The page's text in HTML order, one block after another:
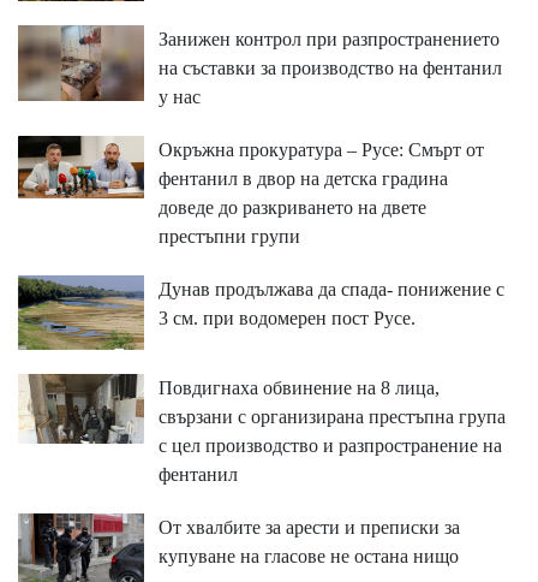
Занижен контрол при разпространението
на съставки за производство на фентанил
у нас
Окръжна прокуратура – Русе: Смърт от
фентанил в двор на детска градина
доведе до разкриването на двете
престъпни групи
Дунав продължава да спада- понижение с
3 см. при водомерен пост Русе.
Повдигнаха обвинение на 8 лица,
свързани с организирана престъпна група
с цел производство и разпространение на
фентанил
От хвалбите за арести и преписки за
купуване на гласове не остана нищо